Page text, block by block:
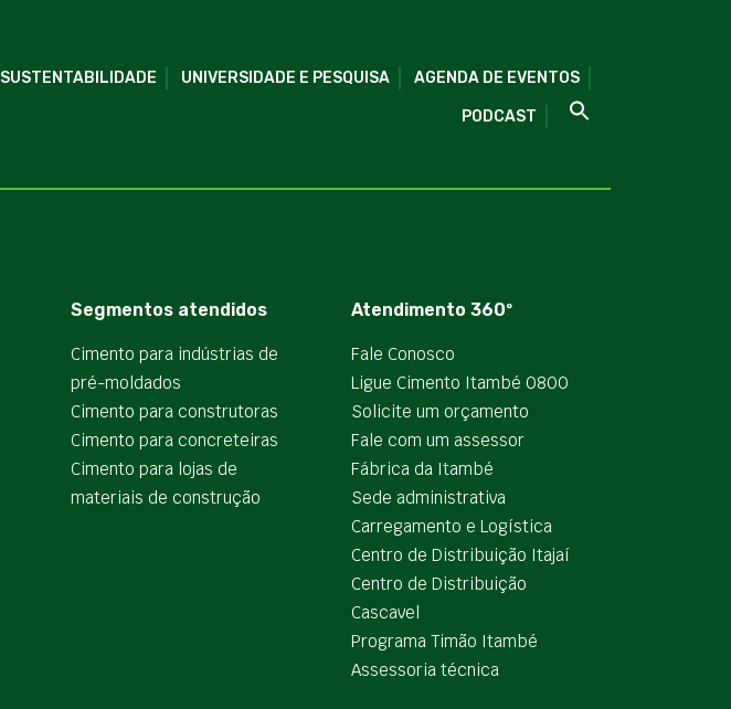
SUSTENTABILIDADE UNIVERSIDADE E PESQUISA AGENDA DE EVENTOS
PODCAST
Segmentos atendidos
Cimento para indústrias de
pré-moldados
Cimento para construtoras
Cimento para concreteiras
Cimento para lojas de
materiais de construção
Atendimento 360º
Fale Conosco
Ligue Cimento Itambé 0800
Solicite um orçamento
Fale com um assessor
Fábrica da Itambé
Sede administrativa
Carregamento e Logística
Centro de Distribuição Itajaí
Centro de Distribuição
Cascavel
Programa Timão Itambé
Assessoria técnica